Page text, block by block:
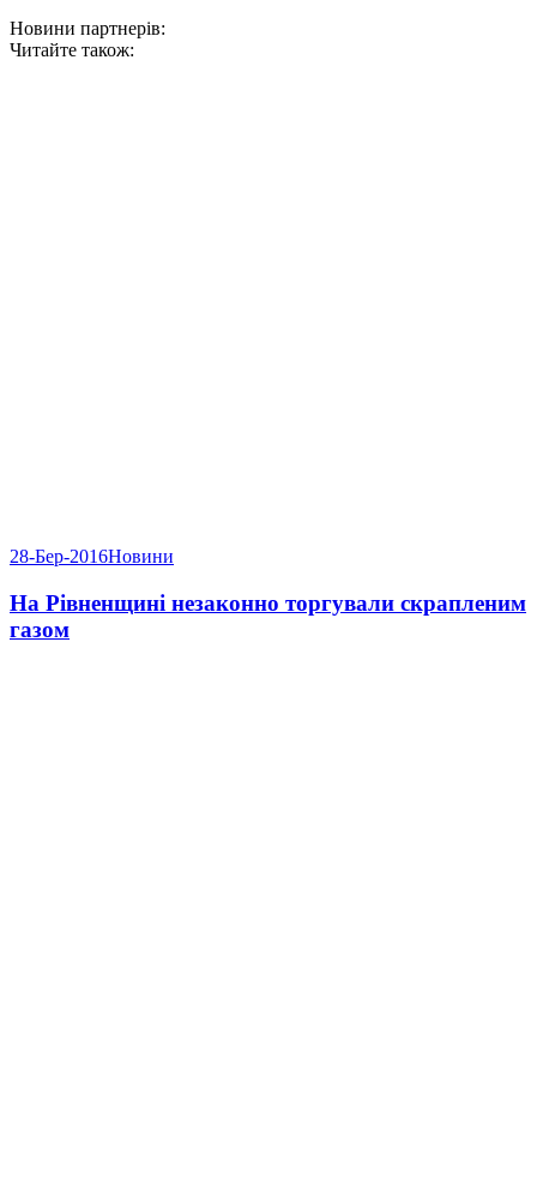
Новини партнерів:
Читайте також:
28-Бер-2016Новини
На Рівненщині незаконно торгували скрапленим
газом